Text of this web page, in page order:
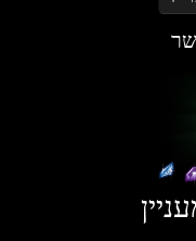
גיימינג דרגונס